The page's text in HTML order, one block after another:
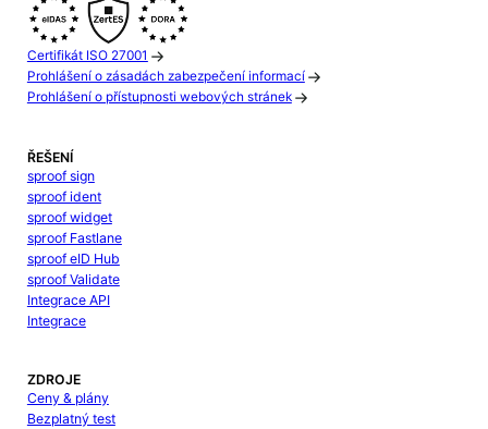
Certifikát ISO 27001
Prohlášení o zásadách zabezpečení informací
Prohlášení o přístupnosti webových stránek
ŘEŠENÍ
sproof sign
sproof ident
sproof widget
sproof Fastlane
sproof eID Hub
sproof Validate
Integrace API
Integrace
ZDROJE
Ceny & plány
Bezplatný test